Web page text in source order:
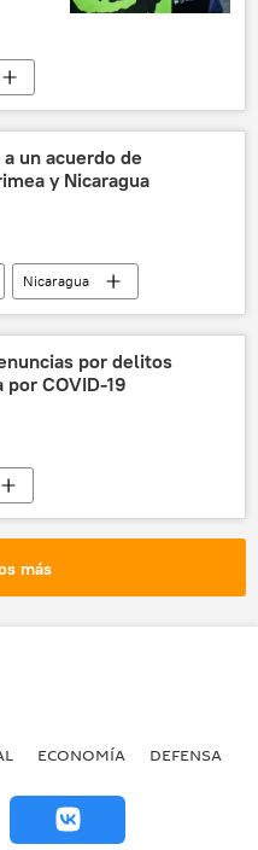
un acuerdo de
y Nicaragua
Nicaragua
por delitos
COVID-19
más
ECONOMÍA DEFENSA